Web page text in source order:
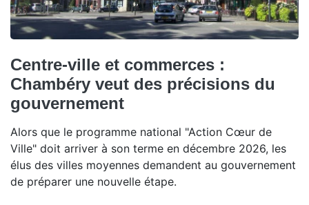
Centre-ville et commerces :
Chambéry veut des précisions du
gouvernement
Alors que le programme national "Action Cœur de
Ville" doit arriver à son terme en décembre 2026, les
élus des villes moyennes demandent au gouvernement
de préparer une nouvelle étape.